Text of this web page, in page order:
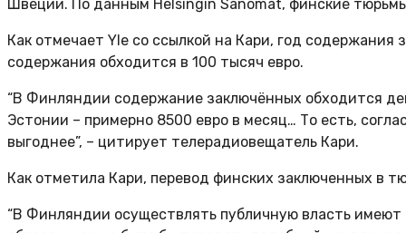
Швеции. По данным Helsingin Sanomat, финские
Как отмечает Yle со ссылкой на Кари, год
содержания обходится в 100 тысяч евро.
“В Финляндии содержание заключённых обходится
Эстонии – примерно 8500 евро в месяц… То есть,
выгоднее”, – цитирует телерадиовещатель Кари.
Как отметила Кари, перевод финских заключенных в
“В Финляндии осуществлять публичную власть